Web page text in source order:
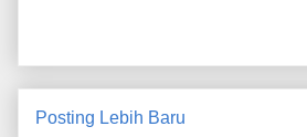
Posting Lebih Baru